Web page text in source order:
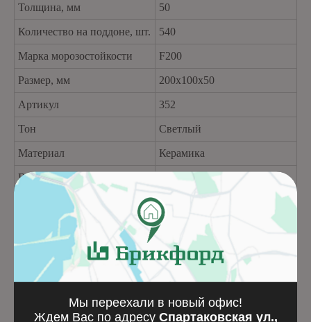
Толщина, мм 50
Количество на поддоне, шт. 540
Марка морозостойкости F200
Размер, мм 200x100x50
Артикул 352
Тон Светлый
Материал Керамика
Водопоглощение, % < 2,5
ЛСР
Похожие товары
Мы переехали в новый офис!
Ждем Вас по адресу Спартаковская ул.,